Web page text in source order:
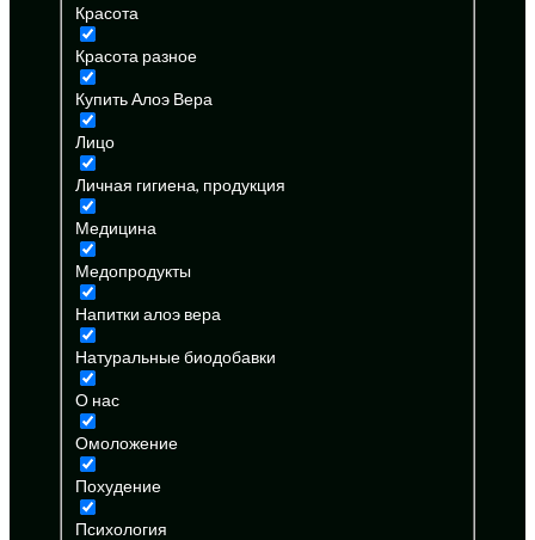
Красота
Красота разное
Купить Алоэ Вера
Лицо
Личная гигиена, продукция
Медицина
Медопродукты
Напитки алоэ вера
Натуральные биодобавки
О нас
Омоложение
Похудение
Психология